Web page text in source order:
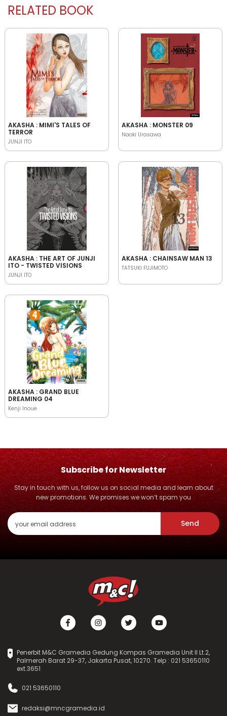
RELATED BOOK
AKASHA : MIMI'S TALES OF
TERROR
JUNJI ITO
AKASHA : MONSTER 09
Naoki Urasawa
AKASHA : THE ART OF JUNJI
ITO - TWISTED VISIONS
JUNJI ITO
AKASHA : CHAINSAW MAN 13
TATSUKI FUJIMOTO
AKASHA : GRAND BLUE
DREAMING 04
Kenji Inoue
Subscribe for Newsletter
Stay in touch with us, follow us on social media and learn about
new promotions. We promises we won’t spam you
Send
Penerbit M&C Gramedia Gedung Kompas Gramedia Unit II Lt.2,
Palmerah Barat 29-37, Jakarta Pusat, 10270. Telp : 021 53650110
ext.3651
021 53650110
redaksi@mncgramedia.id